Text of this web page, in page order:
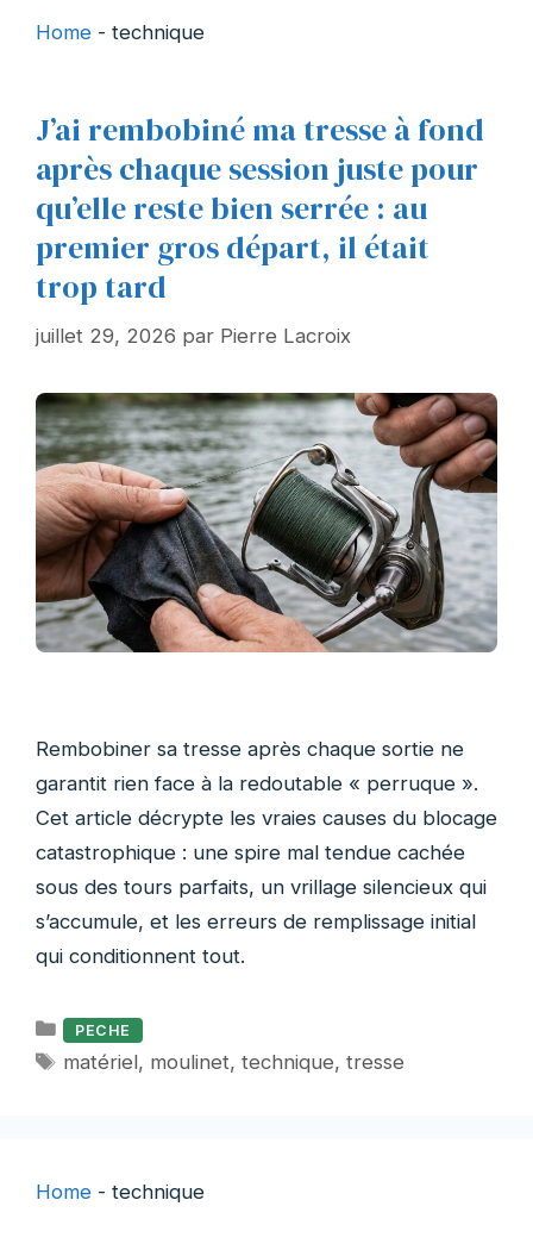
Home - technique
J’ai rembobiné ma tresse à fond
après chaque session juste pour
qu’elle reste bien serrée : au
premier gros départ, il était
trop tard
juillet 29, 2026 par Pierre Lacroix
Rembobiner sa tresse après chaque sortie ne
garantit rien face à la redoutable « perruque ».
Cet article décrypte les vraies causes du blocage
catastrophique : une spire mal tendue cachée
sous des tours parfaits, un vrillage silencieux qui
s’accumule, et les erreurs de remplissage initial
qui conditionnent tout.
Catégories
PECHE
Étiquettes
matériel, moulinet,technique,tresse
Home - technique